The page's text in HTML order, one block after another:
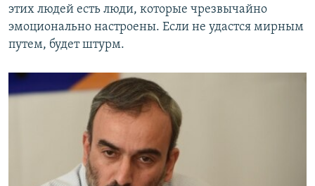
этих людей есть люди, которые чрезвычайно
эмоционально настроены. Если не удастся мирным
путем, будет штурм.